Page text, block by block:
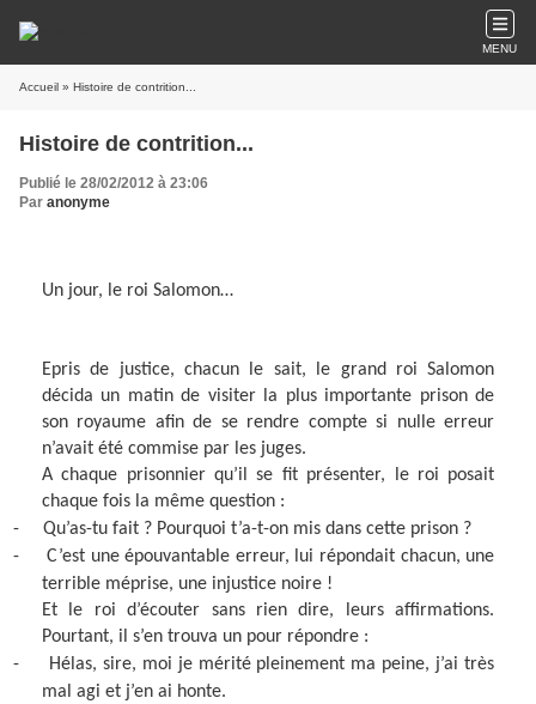
MENU
Accueil » Histoire de contrition...
Histoire de contrition...
Publié le 28/02/2012 à 23:06
Par anonyme
Un jour, le roi Salomon…
Epris de justice, chacun le sait, le grand roi Salomon
décida un matin de visiter la plus importante prison de
son royaume afin de se rendre compte si nulle erreur
n’avait été commise par les juges.
A chaque prisonnier qu’il se fit présenter, le roi posait
chaque fois la même question :
-
Qu’as-tu fait ? Pourquoi t’a-t-on mis dans cette prison ?
-
C’est une épouvantable erreur, lui répondait chacun, une
terrible méprise, une injustice noire !
Et le roi d’écouter sans rien dire, leurs affirmations.
Pourtant, il s’en trouva un pour répondre :
-
Hélas, sire, moi je mérité pleinement ma peine, j’ai très
mal agi et j’en ai honte.